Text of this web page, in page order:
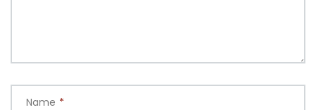
Name *